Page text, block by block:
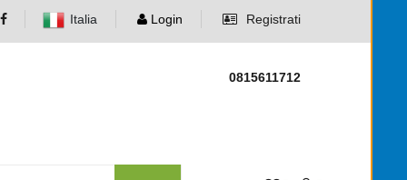
Italia Login Registrati
0815611712